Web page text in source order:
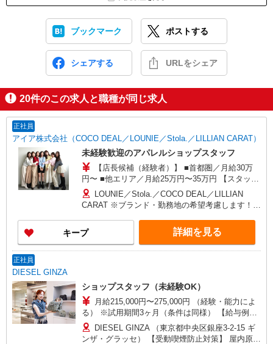
ブックマーク ポストする
シェアする URLをシェア
20件のこの求人と職種が同じ求人
正社員
アイア株式会社（COCO DEAL／LOUNIE／Stola.／LILLIAN CARAT）
未経験歓迎のアパレルショップスタッフ
【店長候補（経験者）】 ■首都圏／月給30万
円〜 ■他エリア／月給25万円〜35万円 【スタッ
フ】 ■首都圏／月給24万3,800円〜40万円 ■大阪／
月給23万3,500円〜35万円 ■京都、兵庫、愛知、岐
阜、福岡／月給22万7,800円〜35万円 ■他エリア／
月給22万2,100円〜35万円 固定残業手当含む（1ヶ
月あたり20時間）※超過時は追加支給 首都圏エリ
ア：30,800円 大阪：29,500円 京都、兵庫、愛知、
LOUNIE／Stola.／COCO DEAL／LILLIAN
CARAT ※ブランド・勤務地の希望考慮します！※
道、宮城（仙台）、愛知、岐阜、大阪、兵庫、京
都、和歌山、岡山、広島、愛媛、福岡、長崎、宮
崎、熊本などの各店舗で募集しています。
大宮店／ルミネ有楽町店 ルミネ立川店／ルミネ町
田店／池袋PARCO店／東京スカイツリータウン・
ソラマチ店 イクスピアリ店／イオンレイクタウン
店／ジョイナス店／テラスモール湘南店 タカシマ
ヤ ゲートタワーモール店／イオンモール各務原イ
ンター店／イオン大高SC店 なんばCITY店／天王
キープ 詳細を見る
正社員
DIESEL GINZA
ショップスタッフ（未経験OK）
月給215,000円〜275,000円 （経験・能力によ
る） ※試用期間3ヶ月（条件は同様） 【給与例】
月給245,000円 別途、残業代全額支給 (社会人経
験2年、アパレル経験あり)
DIESEL GINZA （東京都中央区銀座3-2-15 ギ
ンザ・グラッセ） 【受動喫煙防止対策】 屋内原則